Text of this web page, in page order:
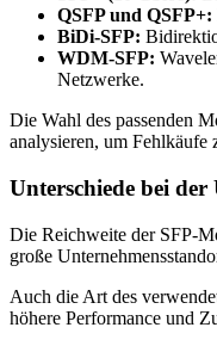
QSFP und QSFP+:
BiDi-SFP:
WDM-SFP:
Netzwerke.
Die Wahl des passenden
analysieren, um Fehlkäufe
Unterschiede bei
Die Reichweite der SFP-
große
Auch die Art des
höhere Performance und